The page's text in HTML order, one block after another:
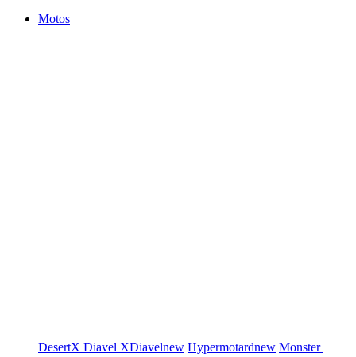
Motos
DesertX Diavel XDiavelnew Hypermotardnew Monster